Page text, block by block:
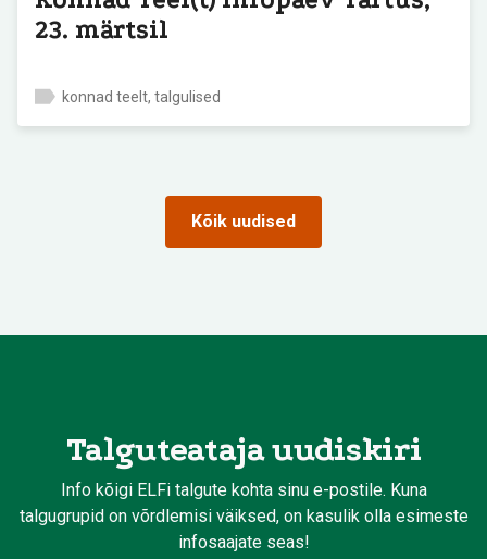
23. märtsil
konnad teelt, talgulised
Kõik uudised
Talguteataja uudiskiri
Info kõigi ELFi talgute kohta sinu e-postile. Kuna
talgugrupid on võrdlemisi väiksed, on kasulik olla esimeste
infosaajate seas!